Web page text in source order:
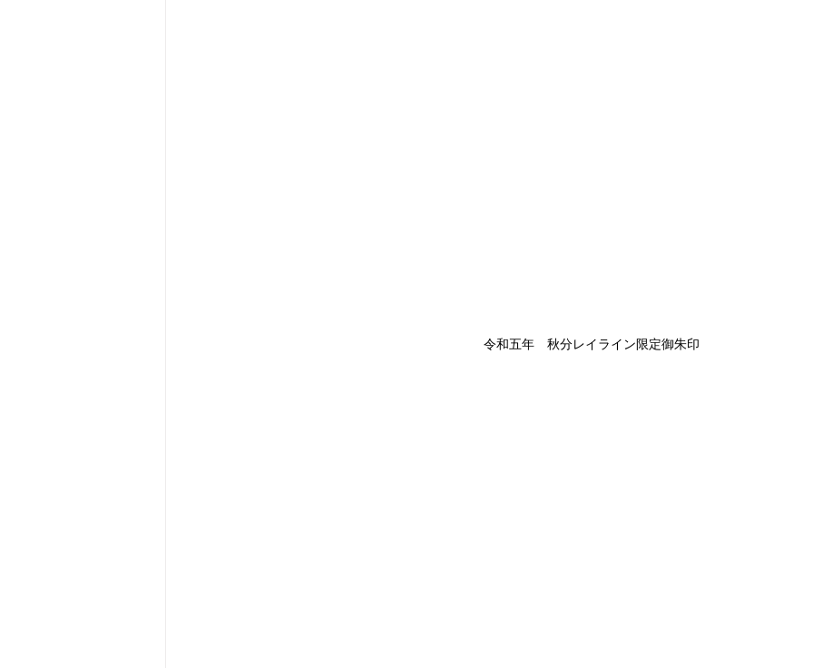
令和五年　秋分レイライン限定御朱印